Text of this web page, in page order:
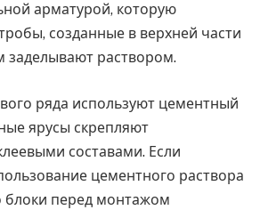
арматурой, которую
созданные в верхней части
заделывают раствором.
ряда используют цементный
ярусы скрепляют
составами. Если
цементного раствора
блоки перед монтажом